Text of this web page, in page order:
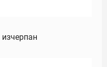
изчерпан